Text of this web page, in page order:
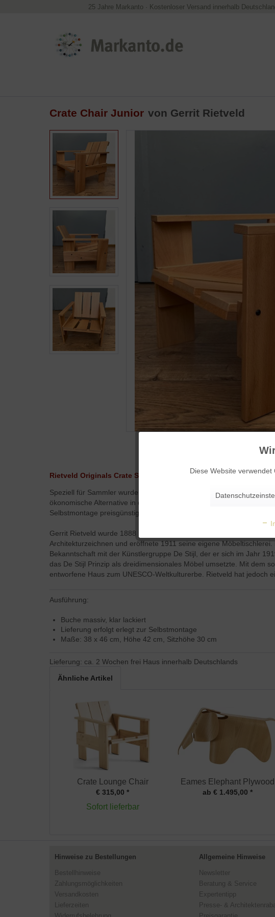
25 Jahre Markanto · Kostenloser Versand innerhalb
Crate Chair Junior von Gerrit Rietveld
Rietveld Originals Crate Sessel Kinderversion / Crate Chair
Speziell für Sammler wurde 2004 eine Kinderversion des Crate
ökonomische Alternative in der damaligen Wirtschaftskrise. Dabei
Selbstmontage preisgünstig angeboten.
Gerrit Rietveld wurde 1888 in den Niederlanden geboren. Zunächst
Architekturzeichnen und eröffnete 1911 seine eigene
Bekanntschaft mit der Künstlergruppe De Stijl, der er sich im Jahr
das De Stijl Prinzip als dreidimensionales Möbel umsetzte. Mit dem
entworfene Haus zum UNESCO-Weltkulturerbe. Rietveld hat
Ausführung:
Buche massiv, klar lackiert
Lieferung erfolgt erlegt zur Selbstmontage
Maße: 38 x 46 cm, Höhe 42 cm, Sitzhöhe 30 cm
Lieferung: ca. 2 Wochen frei Haus innerhalb Deutschlands
Ähnliche Artikel
Crate Lounge Chair
€ 315,00 *
Sofort lieferbar
Eames Elephant Plywood
ab € 1.495,00 *
Hinweise zu Bestellungen
Bestellhinweise
Zahlungsmöglichkeiten
Versandkosten
Lieferzeiten
Allgemeine Hinweise
Newsletter
Beratung & Service
Expertentipp
Presse- &
Personalisierung
Service
Diese Website